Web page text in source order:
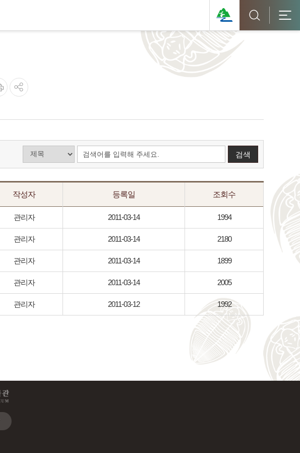
작성자 등록일 조회수
관리자 2011-03-14 1994
관리자 2011-03-14 2180
관리자 2011-03-14 1899
관리자 2011-03-14 2005
관리자 2011-03-12 1992